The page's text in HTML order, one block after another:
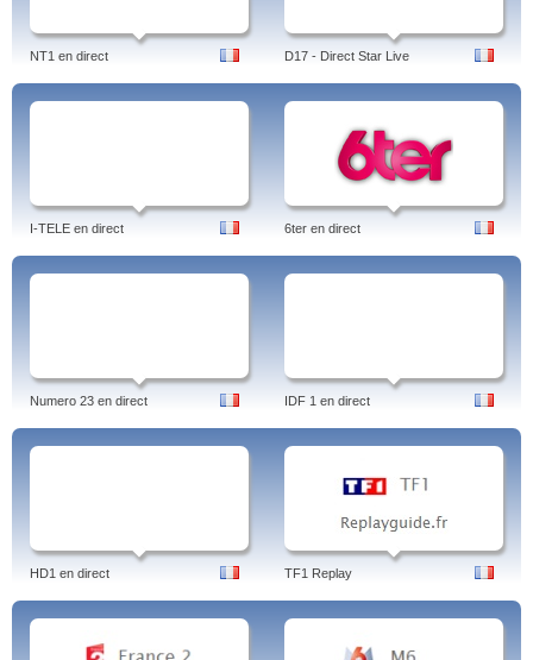
NT1 en direct D17 - Direct Star Live
I-TELE en direct 6ter en direct
Numero 23 en direct IDF 1 en direct
HD1 en direct TF1 Replay